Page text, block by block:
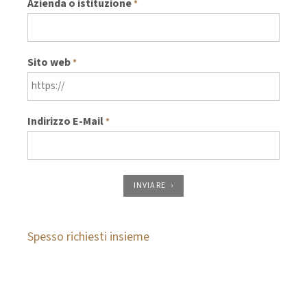
Azienda o istituzione*
Sito web*
Indirizzo E-Mail*
INVIARE
Spesso richiesti insieme